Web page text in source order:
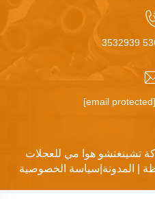
هوا مي للعجلات
|
المدونة| سياسة الخصوصية